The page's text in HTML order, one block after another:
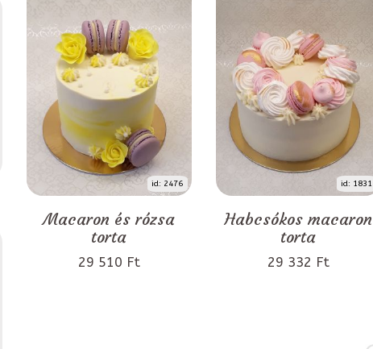
id: 2476
Macaron és rózsa
torta
29 510 Ft
id: 1831
Habcsókos macaron
torta
29 332 Ft